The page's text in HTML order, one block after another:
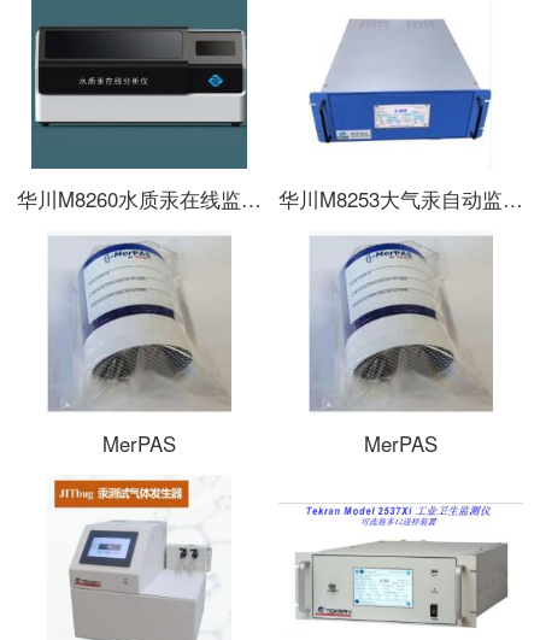
华川M8260水质汞在线监测系统 华川M8253大气汞自动监测仪
MerPAS MerPAS